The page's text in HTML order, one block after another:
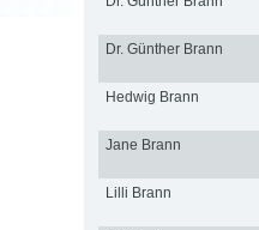
Dr. Günther Brann
Hedwig Brann
Jane Brann
Lilli Brann